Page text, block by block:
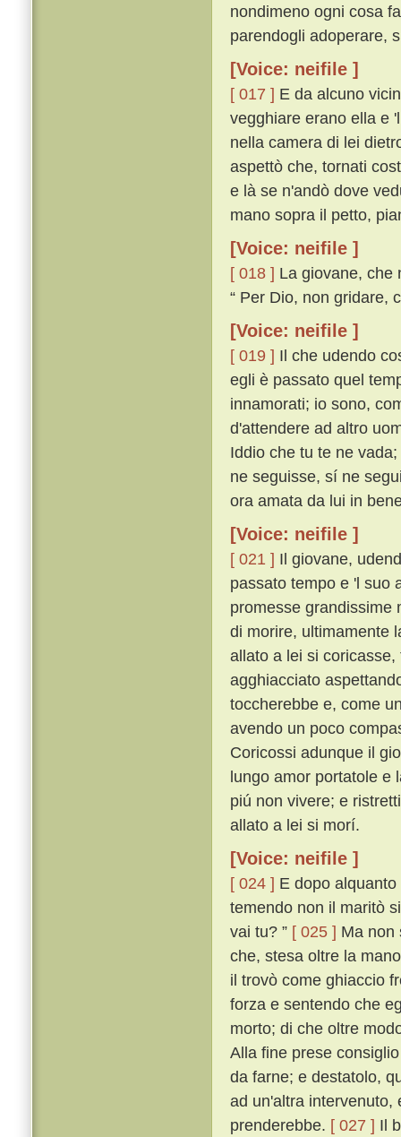
nondimeno ogni cosa
parendogli adoperare,
[Voice: neifile ]
[ 017 ] E da alcuno
vegghiare erano ella e
nella camera di lei
aspettò che, tornati
e là se n'andò dove
mano sopra il petto,
[Voice: neifile ]
[ 018 ] La giovane, che
“ Per Dio, non gridare,
[Voice: neifile ]
[ 019 ] Il che udendo
egli è passato quel
innamorati; io sono,
d'attendere ad altro
Iddio che tu te ne
ne seguisse, sí ne
ora amata da lui in
[Voice: neifile ]
[ 021 ] Il giovane,
passato tempo e 'l suo
promesse
di morire, ultimamente
allato a lei si
agghiacciato
toccherebbe e, come
avendo un poco
Coricossi adunque il
lungo amor portatole e
piú non vivere; e
allato a lei si morí.
[Voice: neifile ]
[ 024 ] E dopo
temendo non il maritò
vai tu? ” [ 025 ] Ma non
che, stesa oltre la
il trovò come ghiaccio
forza e sentendo che
morto; di che oltre
Alla fine prese
da farne; e destatolo,
ad un'altra intervenuto,
prenderebbe. [ 027 ] Il